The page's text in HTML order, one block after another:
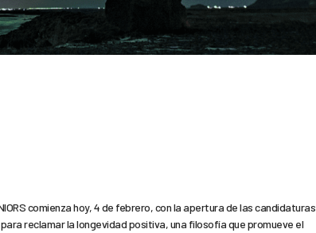
comienza hoy, 4 de febrero, con la apertura de las candidaturas
reclamar la longevidad positiva, una filosofía que promueve el